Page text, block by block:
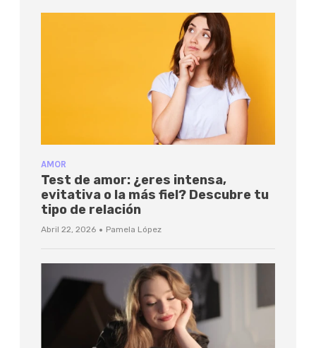
AMOR
Test de amor: ¿eres intensa,
evitativa o la más fiel? Descubre tu
tipo de relación
Abril 22, 2026 · Pamela López